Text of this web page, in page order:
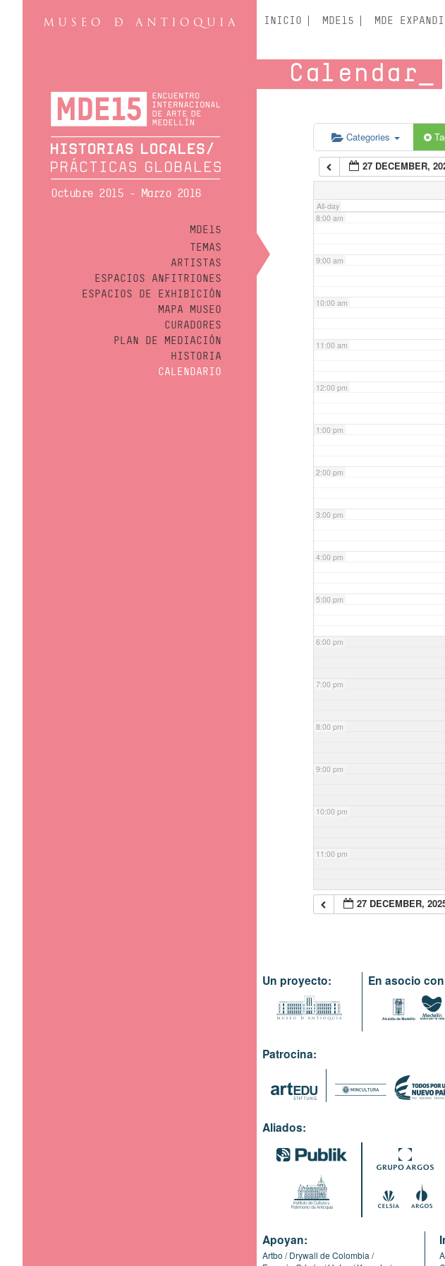
Octubre 2015 - Marzo 2016
MDE15
TEMAS
ARTISTAS
ESPACIOS ANFITRIONES
ESPACIOS DE EXHIBICIÓN
MAPA MUSEO
CURADORES
PLAN DE MEDIACIÓN
HISTORIA
CALENDARIO
INICIO MDE15 MDE
Calendar
Categories
27 DECEMBER,
All-day
5:00 am
6:00 am
7:00 am
8:00 am
9:00 am
10:00 am
11:00 am
12:00 pm
1:00 pm
2:00 pm
3:00 pm
4:00 pm
5:00 pm
6:00 pm
7:00 pm
8:00 pm
9:00 pm
10:00 pm
11:00 pm
27 DECEMBER,
Un proyecto: En asocio
Patrocina:
Aliados:
Apoyan:
Artbo
Drywall de Colombia